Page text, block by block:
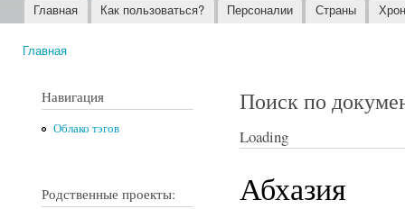
Главное меню
Главная Как пользоваться? Персоналии Страны
Главная
Навигация
Облако тэгов
Родственные проекты:
Поиск по
Loading
Абхазия